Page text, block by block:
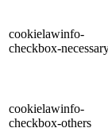
cookielawinfo-
checkbox-
cookielawinfo-
checkbox-others